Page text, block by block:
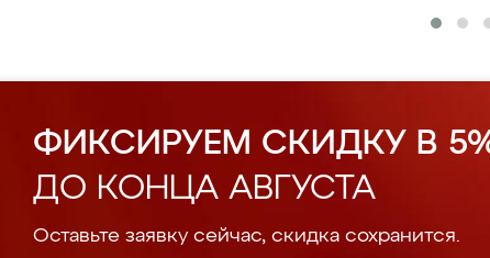
ФИКСИРУЕМ СКИДКУ В
ДО КОНЦА АВГУСТА
Оставьте заявку сейчас, скидка сохранится.